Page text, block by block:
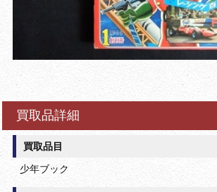
買取品詳細
買取品目
少年ブック